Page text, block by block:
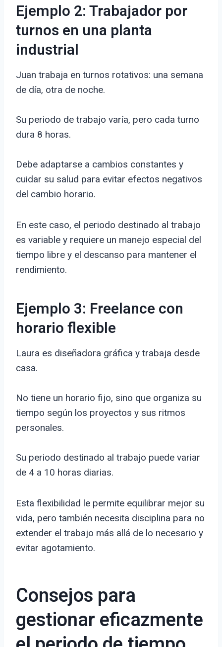
Ejemplo 2: Trabajador por
turnos en una planta
industrial
Juan trabaja en turnos rotativos: una semana
de día, otra de noche.
Su periodo de trabajo varía, pero cada turno
dura 8 horas.
Debe adaptarse a cambios constantes y
cuidar su salud para evitar efectos negativos
del cambio horario.
En este caso, el periodo destinado al trabajo
es variable y requiere un manejo especial del
tiempo libre y el descanso para mantener el
rendimiento.
Ejemplo 3: Freelance con
horario flexible
Laura es diseñadora gráfica y trabaja desde
casa.
No tiene un horario fijo, sino que organiza su
tiempo según los proyectos y sus ritmos
personales.
Su periodo destinado al trabajo puede variar
de 4 a 10 horas diarias.
Esta flexibilidad le permite equilibrar mejor su
vida, pero también necesita disciplina para no
extender el trabajo más allá de lo necesario y
evitar agotamiento.
Consejos para
gestionar eficazmente